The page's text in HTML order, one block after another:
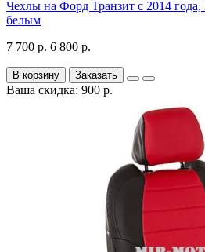
Чехлы на Форд Транзит с 2014 года,
белым
7 700 р. 6 800 р.
В корзину Заказать
Ваша скидка: 900 р.